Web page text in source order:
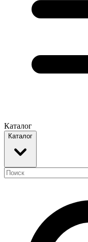
Каталог
Каталог